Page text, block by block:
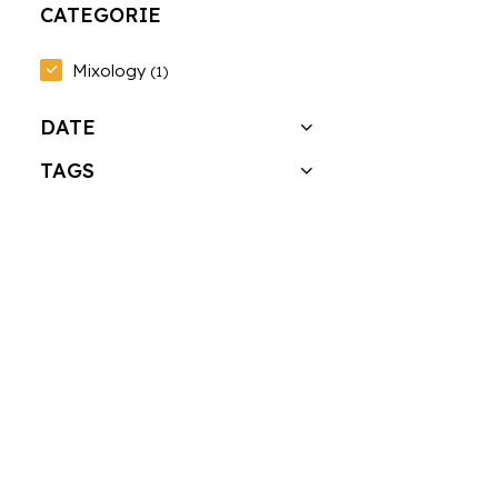
CATEGORIE
Mixology (1)
DATE
TAGS